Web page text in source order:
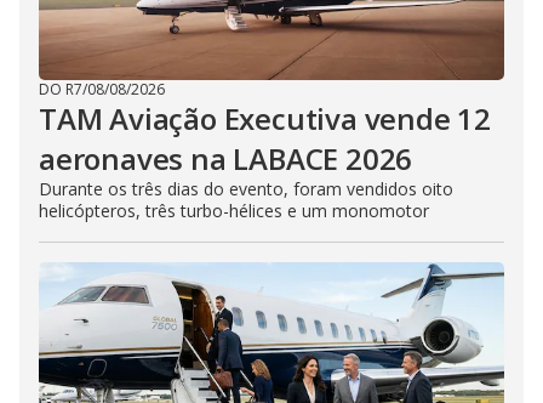
DO R7/08/08/2026
TAM Aviação Executiva vende 12
aeronaves na LABACE 2026
Durante os três dias do evento, foram vendidos oito
helicópteros, três turbo-hélices e um monomotor